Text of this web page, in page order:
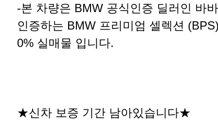
-본 차량은 BMW 공식인증 딜러인 바
인증하는 BMW 프리미엄 셀렉션
0% 실매물 입니다.
★신차 보증 기간 남아있습니다★